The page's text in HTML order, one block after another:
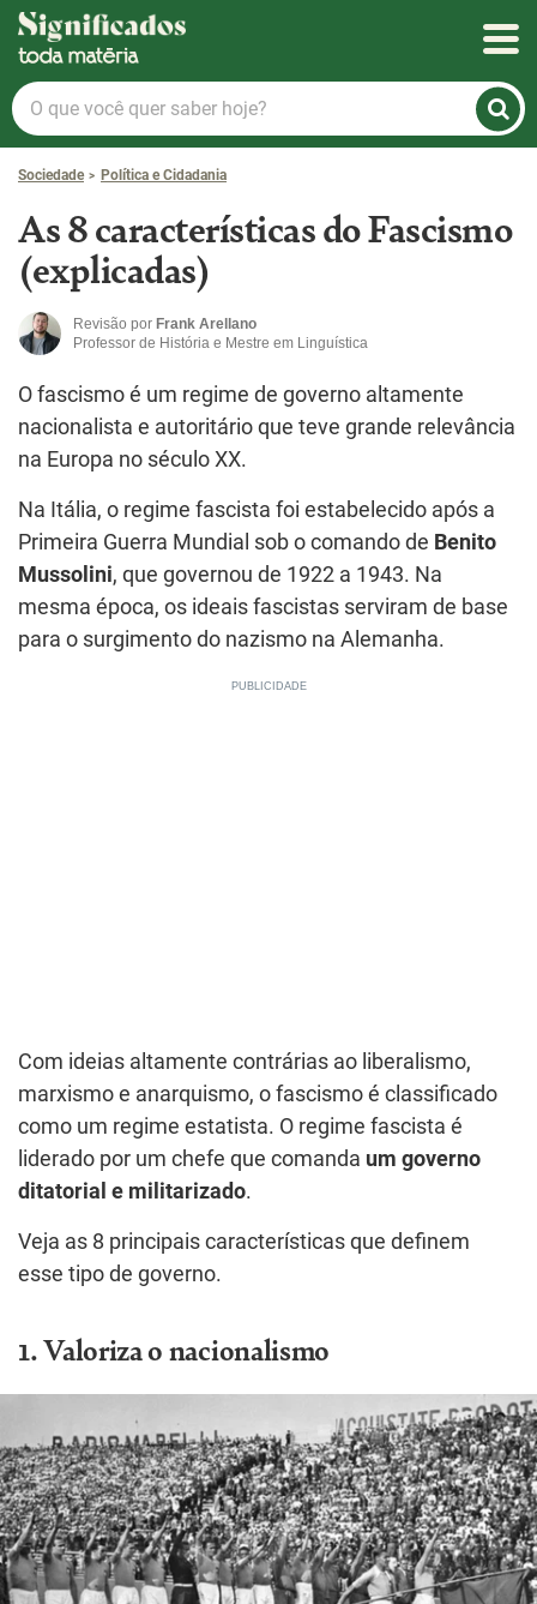
Significados
O
que
você
quer
hoje?
Sociedade Política e Cidadania
As 8 características do Fascismo
(explicadas)
Revisão por Frank Arellano
Professor de História e Mestre em Linguística
O fascismo é um regime de governo altamente
nacionalista e autoritário que teve grande relevância
na Europa no século XX.
Na Itália, o regime fascista foi estabelecido após a
Primeira Guerra Mundial sob o comando de Benito
Mussolini, que governou de 1922 a 1943. Na
mesma época, os ideais fascistas serviram de base
para o surgimento do nazismo na Alemanha.
Com ideias altamente contrárias ao liberalismo,
marxismo e anarquismo, o fascismo é classificado
como um regime estatista. O regime fascista é
liderado por um chefe que comanda um governo
ditatorial e militarizado.
Veja as 8 principais características que definem
esse tipo de governo.
1. Valoriza o nacionalismo